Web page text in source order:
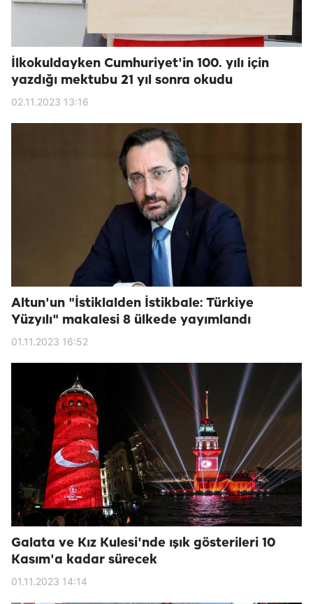
İlkokuldayken Cumhuriyet'in 100. yılı için
yazdığı mektubu 21 yıl sonra okudu
02.11.2023 13:16
Altun'un "İstiklalden İstikbale: Türkiye
Yüzyılı" makalesi 8 ülkede yayımlandı
01.11.2023 16:52
Galata ve Kız Kulesi'nde ışık gösterileri 10
Kasım'a kadar sürecek
01.11.2023 14:14